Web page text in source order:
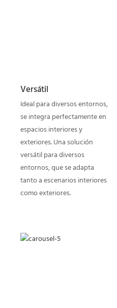
Versátil
Ideal para diversos entornos,
se integra perfectamente en
espacios interiores y
exteriores. Una solución
versátil para diversos
entornos, que se adapta
tanto a escenarios interiores
como exteriores.